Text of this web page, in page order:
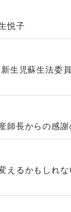
悦子
生児蘇生法委
師長からの感
えるかもしれ